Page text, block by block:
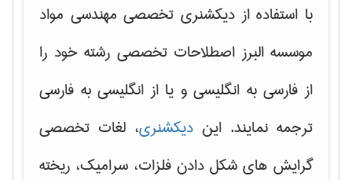
با استفاده از دیکشنری تخصصی مهندسی مواد
موسسه البرز اصطلاحات تخصصی رشته خود را
از فارسی به انگلیسی و یا از انگلیسی به فارسی
ترجمه نمایند. این دیکشنری، لغات تخصصی
گرایش های شکل دادن فلزات، سرامیک، ریخته